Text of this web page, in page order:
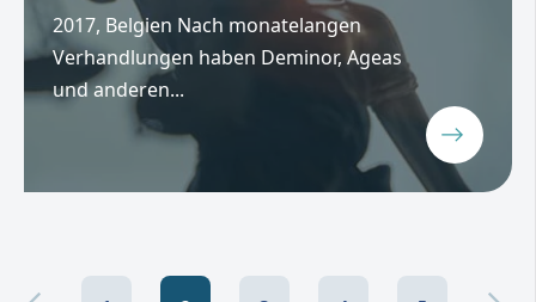
2017, Belgien Nach monatelangen
Verhandlungen haben Deminor, Ageas
und anderen...